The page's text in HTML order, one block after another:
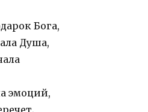
Бога,
Душа,
эмоций,